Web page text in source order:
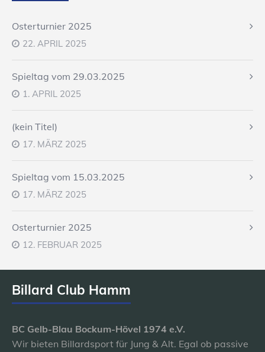
Osterturnier 2025
22. APRIL 2025
Spieltag vom 29.03.2025
1. APRIL 2025
(kein Titel)
17. MÄRZ 2025
Spieltag vom 15.03.2025
17. MÄRZ 2025
Osterturnier 2025
12. FEBRUAR 2025
Billard Club Hamm
BC Gelb-Blau Bockum-Hövel 1974 e.V.
Wir bieten Billardsport für Jung & Alt. Egal ob passive